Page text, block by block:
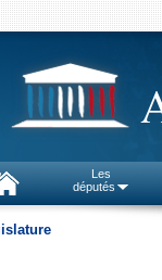
Les
députés